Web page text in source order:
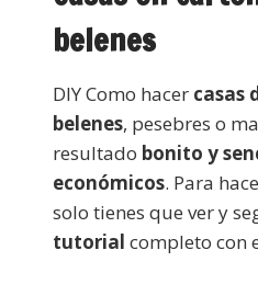
belenes
DIY Como hacer casas
belenes, pesebres o
resultado bonito y
económicos. Para
solo tienes que ver y
tutorial completo con